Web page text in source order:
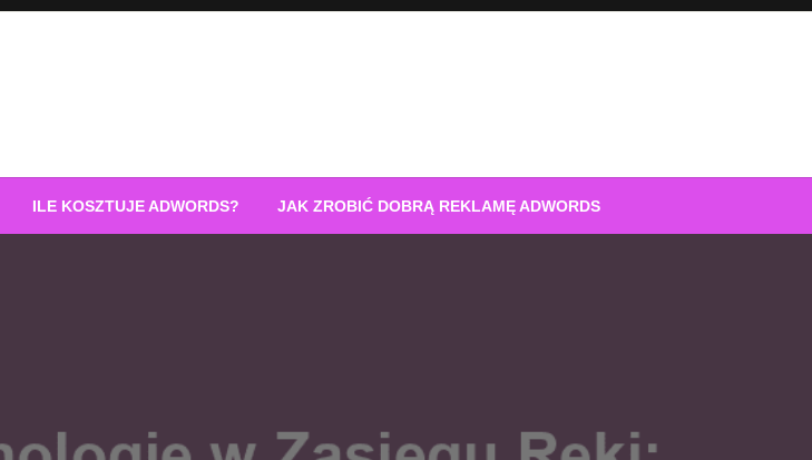
ILE KOSZTUJE ADWORDS? JAK ZROBIĆ DOBRĄ REKLAMĘ ADWORDS